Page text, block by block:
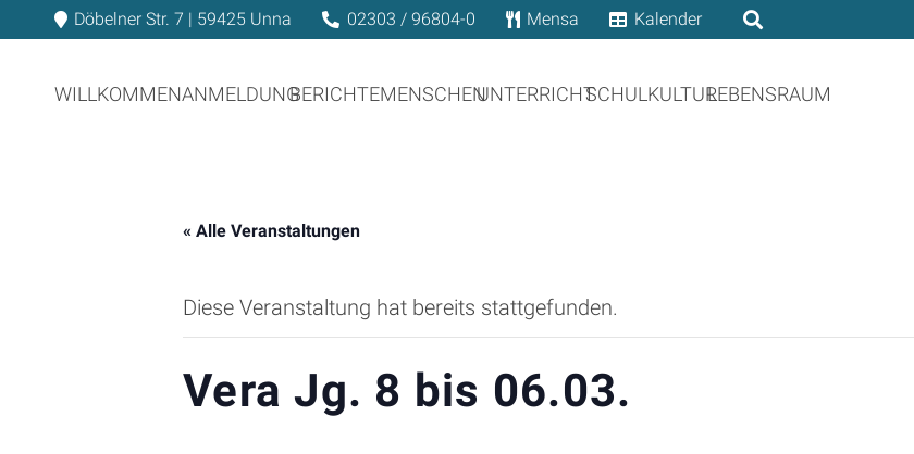
Döbelner Str. 7 | 59425 Unna 02303 / 96804-0 Mensa Kalender
WILLKOMMENANMELDUNGBERICHTEMENSCHENUNTERRICHTSCHULKULTURLEBENSRAUM
« Alle Veranstaltungen
Diese Veranstaltung hat bereits stattgefunden.
Vera Jg. 8 bis 06.03.